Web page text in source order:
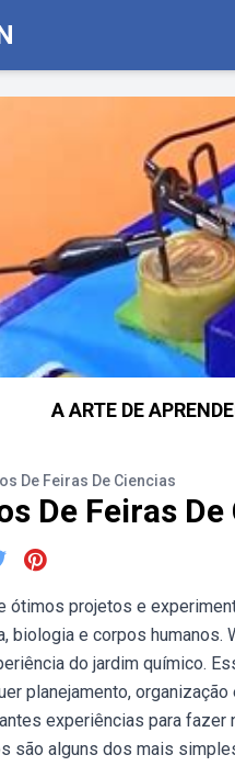
A ARTE DE
De Feiras De Ciencias
De Feiras
ótimos projetos e
biologia e corpos
do jardim químico.
planejamento,
experiências para fazer
são alguns dos mais